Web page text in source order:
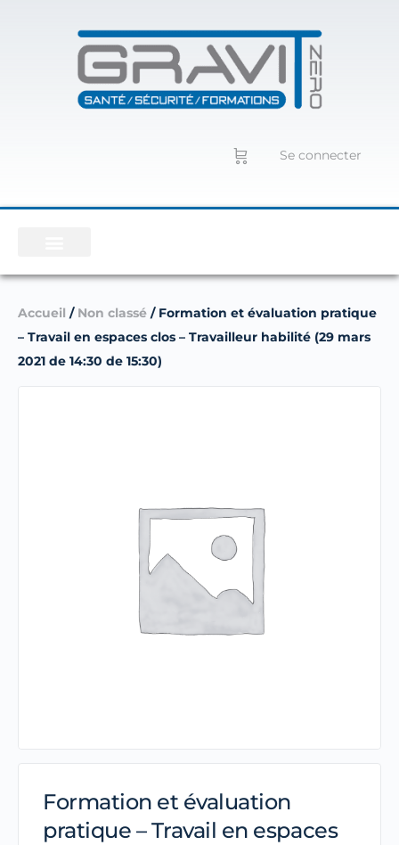
Se connecter
Accueil / Non classé / Formation et évaluation pratique
– Travail en espaces clos – Travailleur habilité (29 mars
2021 de 14:30 de 15:30)
Formation et évaluation
pratique – Travail en espaces